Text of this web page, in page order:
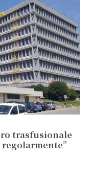
trasfusionale